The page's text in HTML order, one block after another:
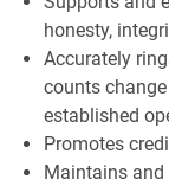
honesty,
Accurately
counts
established
Promotes
Maintains